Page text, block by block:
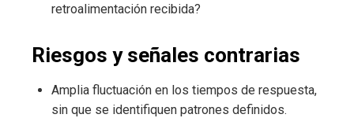
retroalimentación recibida?
Riesgos y señales contrarias
Amplia fluctuación en los tiempos de respuesta,
sin que se identifiquen patrones definidos.